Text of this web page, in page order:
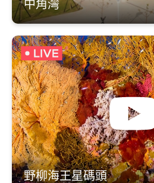
中角灣
野柳海王星碼頭